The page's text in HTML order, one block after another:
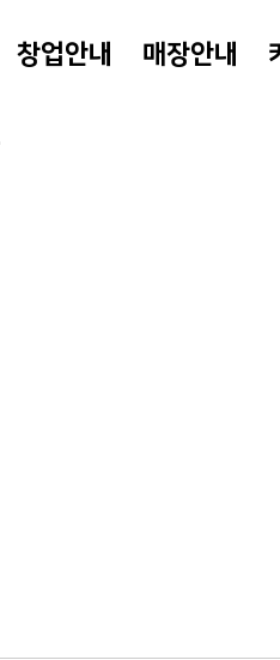
창업안내 매장안내